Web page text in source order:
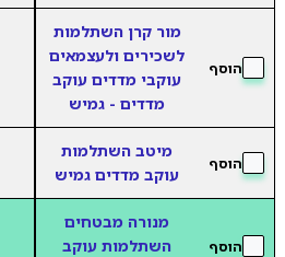
הוסף
מור קרן השתלמות
לשכירים ולעצמאים
עוקבי מדדים עוקב
מדדים - גמיש
הוסף
מיטב השתלמות
עוקב מדדים גמיש
הוסף
מנורה מבטחים
השתלמות עוקב